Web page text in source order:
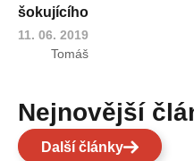
šokujícího
11. 06. 2019
Tomáš
Nejnovější
Další články